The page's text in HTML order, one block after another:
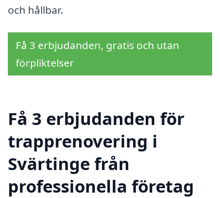
och hållbar.
Få 3 erbjudanden, gratis och utan
förpliktelser
Få 3 erbjudanden för
trapprenovering i
Svärtinge från
professionella företag